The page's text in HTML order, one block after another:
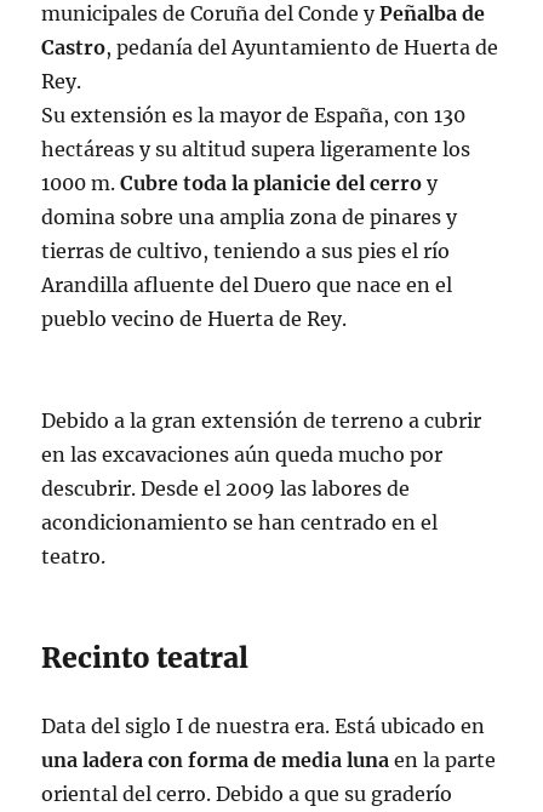
municipales de Coruña del Conde yPeñalba de
Castro, pedanía del Ayuntamiento de Huerta de
Rey.
Su extensión es la mayor de España, con 130
hectáreas y su altitud supera ligeramente los
1000 m.Cubre toda la planicie del cerro y
domina sobre una amplia zona de pinares y
tierras de cultivo, teniendo a sus pies el río
Arandilla afluente del Duero que nace en el
pueblo vecino de Huerta de Rey.
Debido a la gran extensión de terreno a cubrir
en las excavaciones aún queda mucho por
descubrir. Desde el 2009 las labores de
acondicionamiento se han centrado en el
teatro.
Recinto teatral
Data del siglo I de nuestra era. Está ubicado en
una ladera con forma de media luna en la parte
oriental del cerro. Debido a que su graderío